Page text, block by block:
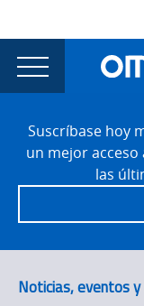
currently
viewing
the
State
Relays
page.
Main
Navigation
Solid
State
Relays
FooterSuscríbase hoy
un mejor
las
Noticias, eventos